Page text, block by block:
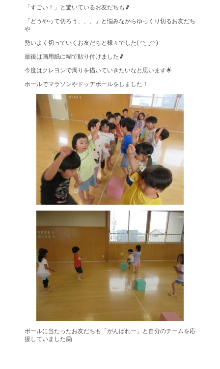
「すごい！」と驚いているお友だちも🎵
「どうやって切ろう、、、」と悩みながらゆっくり切るお友だち
や
勢いよく切っていくお友だちと様々でした( ◠‿◠ )
最後は画用紙に糊で貼り付けました🎵
今度はクレヨンで周りを描いていきたいなと思います🌟
ホールでマラソンやドッヂボールをしました！
ボールに当たったお友だちも「がんばれー」と自分のチームを応
援していました🤗